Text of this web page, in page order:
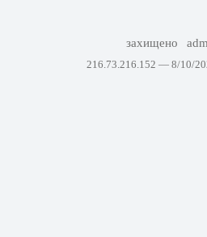
захищено
216.73.216.152 — 8/10/